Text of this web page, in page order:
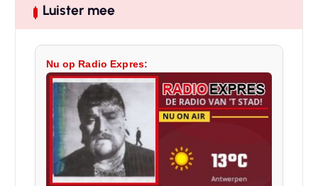
Luister mee
Nu op Radio Expres: